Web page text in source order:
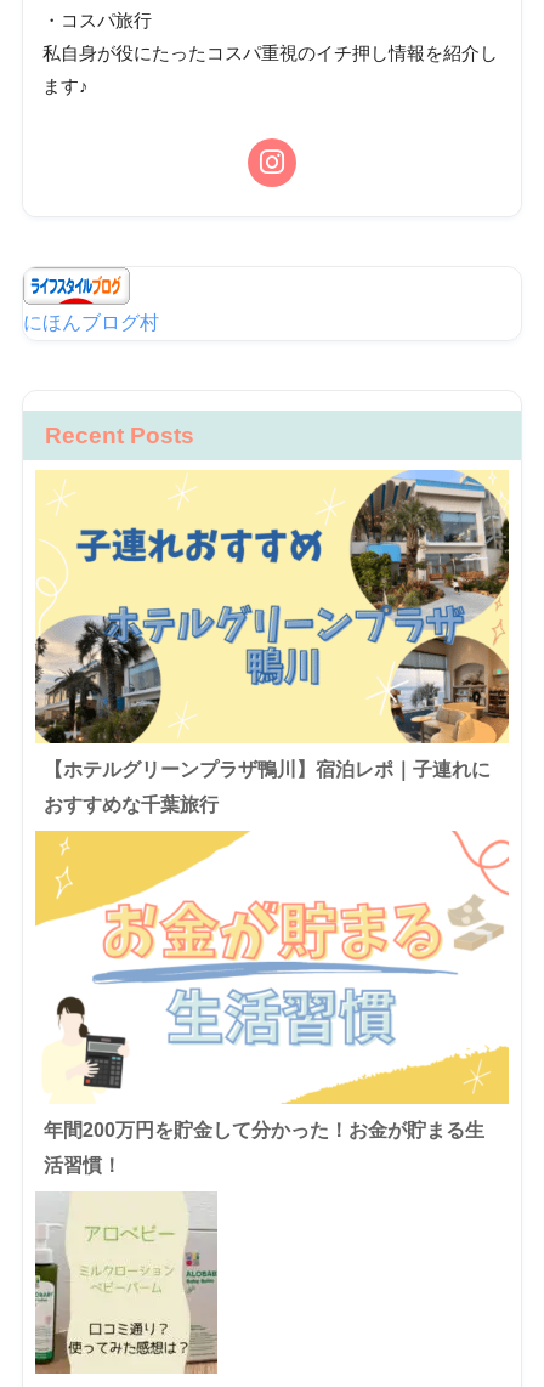
・コスパ旅行
私自身が役にたったコスパ重視のイチ押し情報を紹介し
ます♪
にほんブログ村
Recent Posts
【ホテルグリーンプラザ鴨川】宿泊レポ｜子連れに
おすすめな千葉旅行
年間200万円を貯金して分かった！お金が貯まる生
活習慣！